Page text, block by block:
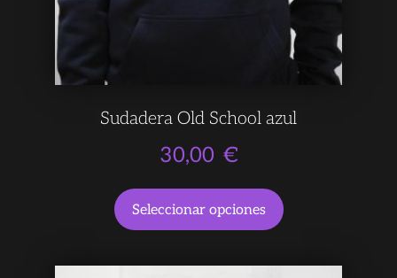
Sudadera Old School azul
30,00 €
Seleccionar opciones